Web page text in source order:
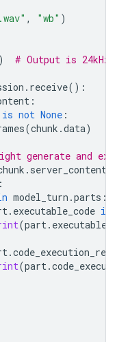
, "wb" )
) # Output is 24kHz
. receive():
:
is not None :
(chunk .data)
generate and
. server_content
:
model_turn .parts :
. executable_code is
(part.
.
(part.